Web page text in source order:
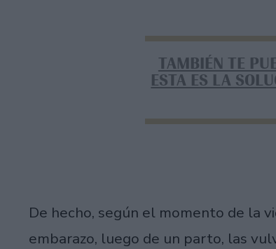
TAMBIÉN TE
ESTA ES LA
De hecho, según el momento de la
embarazo, luego de un parto, las